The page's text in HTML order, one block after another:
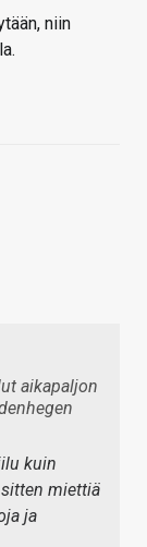
niin
aikapaljon
kuin
miettiä
ja